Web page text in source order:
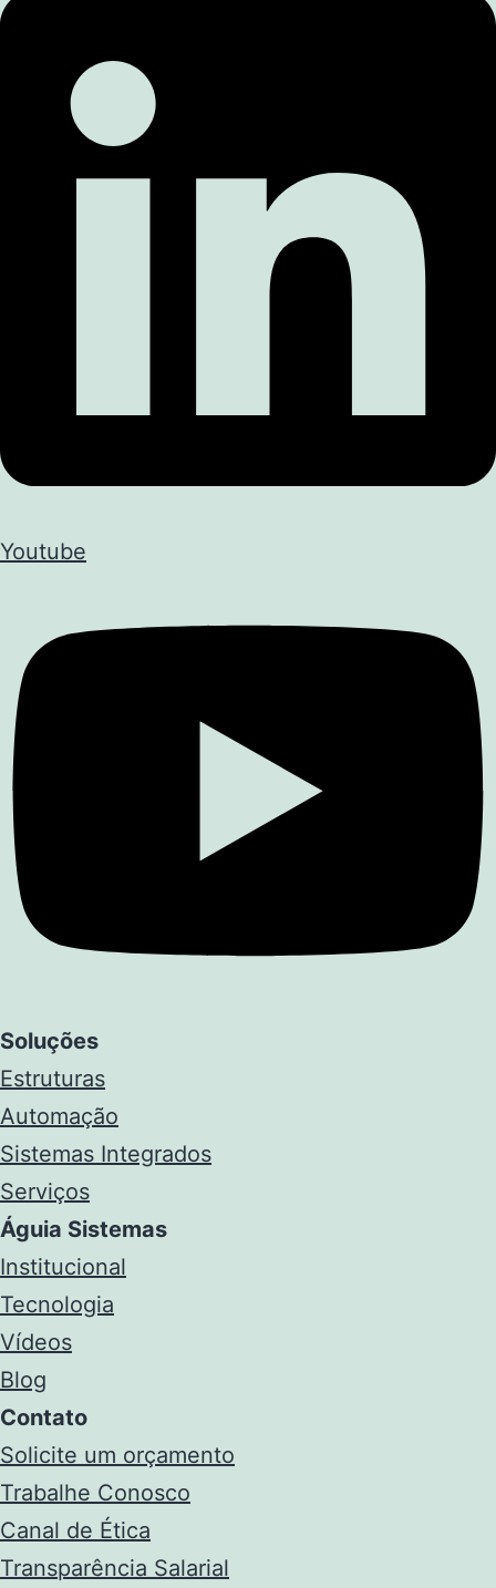
Youtube
Soluções
Estruturas
Automação
Sistemas Integrados
Serviços
Águia Sistemas
Institucional
Tecnologia
Vídeos
Blog
Contato
Solicite um orçamento
Trabalhe Conosco
Canal de Ética
Transparência Salarial